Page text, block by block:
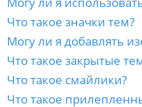
Что такое значки тем?
Могу ли я добавлять
Что такое закрытые
Что такое смайлики?
Что такое